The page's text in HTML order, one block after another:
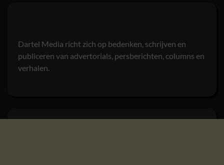
Dartel Media richt zich op bedenken, schrijven en
publiceren van advertorials, persberichten, columns en
verhalen.